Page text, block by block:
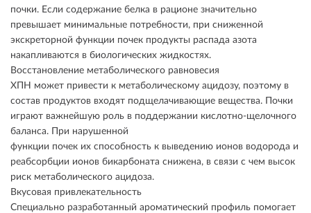
почки. Если содержание белка в рационе значительно
превышает минимальные потребности, при сниженной
экскреторной функции почек продукты распада азота
накапливаются в биологических жидкостях.
Восстановление метаболического равновесия
ХПН может привести к метаболическому ацидозу, поэтому в
состав продуктов входят подщелачивающие вещества. Почки
играют важнейшую роль в поддержании кислотно-щелочного
баланса. При нарушенной
функции почек их способность к выведению ионов водорода и
реабсорбции ионов бикарбоната снижена, в связи с чем высок
риск метаболического ацидоза.
Вкусовая привлекательность
Специально разработанный ароматический профиль помогает